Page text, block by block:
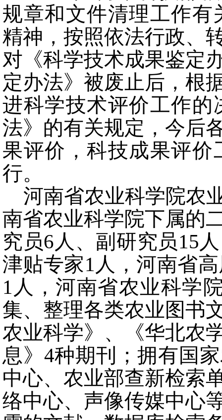
规章和文件清理工作有
精神，按照依法行政、
对《科学技术成果鉴定
定办法》被废止后，根
进科学技术评价工作
法》的有关规定，今后
果评价，科技成果评
行。
河南省农业科学院农
南省农业科学院下属的
究员6人、副研究员15
津贴专家1人，河南省
1人，河南省农业科学
集、整理各类农业图书
农业科学》、《华北农
息》4种期刊；拥有国
中心、农业部查新检索
络中心、声像传媒中心